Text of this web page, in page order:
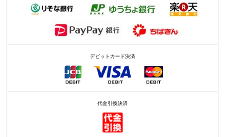
デビットカード決済
代金引換決済